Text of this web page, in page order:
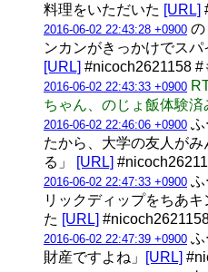
料理をいただいた [URL]
2016-06-02 22:43:28 +0900 の
ンカンがきっかけでス
[URL] #nicoch2621158 #
2016-06-02 22:43:33 +0900
ちゃん、のじょ飯体験
2016-06-02 22:46:06 +0900 ふ
たから、大学の友人が
る」
[URL]
2016-06-02 22:47:33 +0900 ふ
リックディップをちあ
た [URL]
2016-06-02 22:47:39 +0900 ふ
財産ですよね」
[URL]